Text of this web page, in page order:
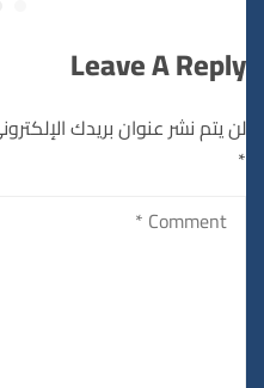
Leave A Reply
لن يتم نشر عنوان بريدك الإلكتروني.